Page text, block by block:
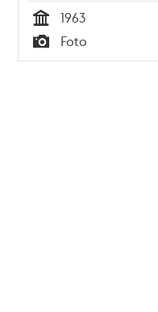
Tid
1963
Typ
Foto